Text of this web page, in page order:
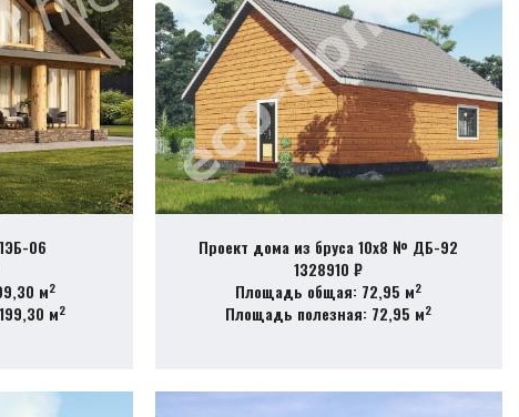
06
м2
м2
Проект дома из бруса 10х8 № ДБ-92
1328910 ₽
Площадь общая: 72,95 м2
Площадь полезная: 72,95 м2